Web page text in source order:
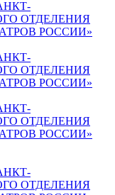
ОТДЕЛЕНИЯ
РОССИИ»
ОТДЕЛЕНИЯ
РОССИИ»
ОТДЕЛЕНИЯ
РОССИИ»
ОТДЕЛЕНИЯ